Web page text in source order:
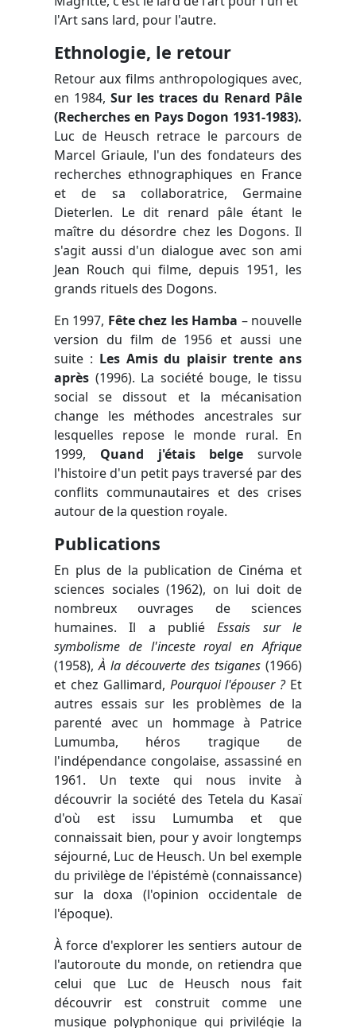
l'Art sans lard, pour l'autre.
Ethnologie, le retour
Retour aux films anthropologiques avec,
en 1984, Sur les traces du Renard Pâle
(Recherches en Pays Dogon 1931-1983).
Luc de Heusch retrace le parcours de
Marcel Griaule, l'un des fondateurs des
recherches ethnographiques en France
et de sa collaboratrice, Germaine
Dieterlen. Le dit renard pâle étant le
maître du désordre chez les Dogons. Il
s'agit aussi d'un dialogue avec son ami
Jean Rouch qui filme, depuis 1951, les
grands rituels des Dogons.
En 1997, Fête chez les Hamba – nouvelle
version du film de 1956 et aussi une
suite : Les Amis du plaisir trente ans
après (1996). La société bouge, le tissu
social se dissout et la mécanisation
change les méthodes ancestrales sur
lesquelles repose le monde rural. En
1999, Quand j'étais belge survole
l'histoire d'un petit pays traversé par des
conflits communautaires et des crises
autour de la question royale.
Publications
En plus de la publication de Cinéma et
sciences sociales (1962), on lui doit de
nombreux ouvrages de sciences
humaines. Il a publiéEssais sur le
symbolisme de l'inceste royal en Afrique
(1958),À la découverte des tsiganes (1966)
et chez Gallimard, Pourquoi l'épouser ?Et
autres essais sur les problèmes de la
parenté avec un hommage à Patrice
Lumumba, héros tragique de
l'indépendance congolaise, assassiné en
1961. Un texte qui nous invite à
découvrir la société des Tetela du Kasaï
d'où est issu Lumumba et que
connaissait bien, pour y avoir longtemps
séjourné, Luc de Heusch. Un bel exemple
du privilège de l'épistémè (connaissance)
sur la doxa (l'opinion occidentale de
l'époque).
À force d'explorer les sentiers autour de
l'autoroute du monde, on retiendra que
celui que Luc de Heusch nous fait
découvrir est construit comme une
musique polyphonique qui privilégie la